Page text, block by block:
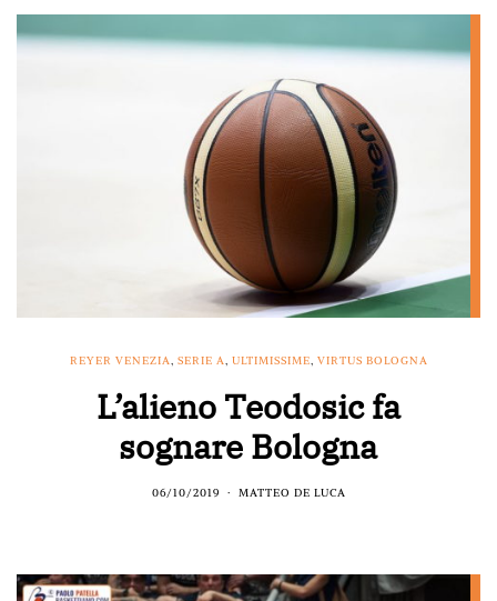
REYER VENEZIA, SERIE A, ULTIMISSIME, VIRTUS BOLOGNA
L’alieno Teodosic fa
sognare Bologna
06/10/2019 MATTEO DE LUCA